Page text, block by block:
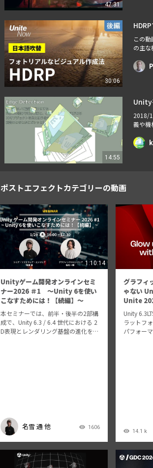
47:31
30:06
この
の主
14:55
Unity
2018/
義や
ポストエフェクトカテゴリーの動画
1:10:14
Unityゲーム開発オンラインセミ
ナー2026 ＃1 〜Unity 6を使い
こなすためには！【続編】～
本セミナーでは、前半・後半の2部構
成で、Unity 6.3 / 6.4 世代における 2
D表現とレンダリング基盤の進化を解
名雪 通 他 1606
グラフィ
ゃない
Unite
Unity
ラットフ
パフォー
14.1 k